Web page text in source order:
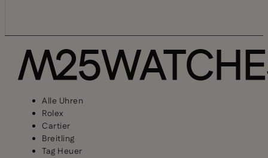
Alle Uhren
Rolex
Cartier
Breitling
Tag Heuer